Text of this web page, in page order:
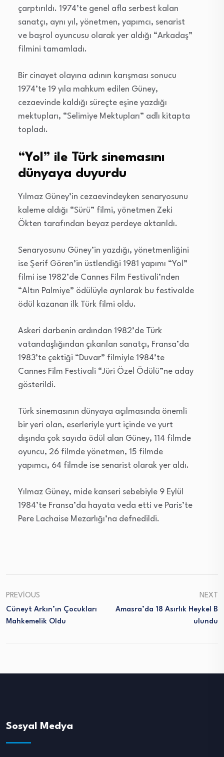
çarptırıldı. 1974’te genel afla serbest kalan
sanatçı, aynı yıl, yönetmen, yapımcı, senarist
ve başrol oyuncusu olarak yer aldığı “Arkadaş”
filmini tamamladı.
Bir cinayet olayına adının karışması sonucu
1974’te 19 yıla mahkum edilen Güney,
cezaevinde kaldığı süreçte eşine yazdığı
mektupları, “Selimiye Mektupları” adlı kitapta
topladı.
“Yol” ile Türk sinemasını
dünyaya duyurdu
Yılmaz Güney’in cezaevindeyken senaryosunu
kaleme aldığı “Sürü” filmi, yönetmen Zeki
Ökten tarafından beyaz perdeye aktarıldı.
Senaryosunu Güney’in yazdığı, yönetmenliğini
ise Şerif Gören’in üstlendiği 1981 yapımı “Yol”
filmi ise 1982’de Cannes Film Festivali’nden
“Altın Palmiye” ödülüyle ayrılarak bu festivalde
ödül kazanan ilk Türk filmi oldu.
Askeri darbenin ardından 1982’de Türk
vatandaşlığından çıkarılan sanatçı, Fransa’da
1983’te çektiği “Duvar” filmiyle 1984’te
Cannes Film Festivali “Jüri Özel Ödülü”ne aday
gösterildi.
Türk sinemasının dünyaya açılmasında önemli
bir yeri olan, eserleriyle yurt içinde ve yurt
dışında çok sayıda ödül alan Güney, 114 filmde
oyuncu, 26 filmde yönetmen, 15 filmde
yapımcı, 64 filmde ise senarist olarak yer aldı.
Yılmaz Güney, mide kanseri sebebiyle 9 Eylül
1984’te Fransa’da hayata veda etti ve Paris’te
Pere Lachaise Mezarlığı’na defnedildi.
PREVIOUS
Cüneyt Arkın’ın Çocukları
Mahkemelik Oldu
NEXT
Amasra’da 18 Asırlık Heykel B
Ulundu
Sosyal Medya